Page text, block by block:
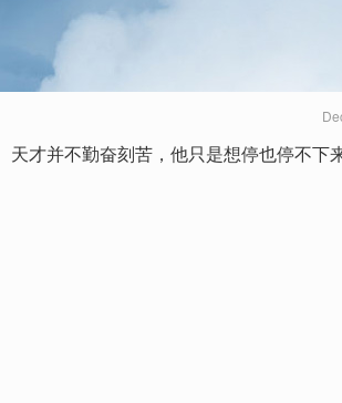
天才并不勤奋刻苦，他只是想停也停不下来